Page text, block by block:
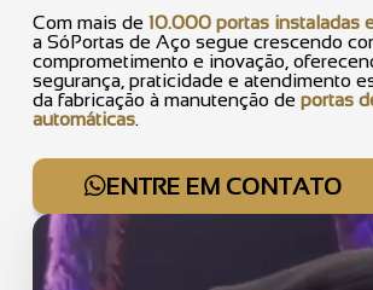
Com mais de 10.000 portas instaladas
a SóPortas de Aço segue crescendo
comprometimento e inovação,
segurança, praticidade e atendimento
da fabricação à manutenção de portas
automáticas.
ENTRE EM CONTATO